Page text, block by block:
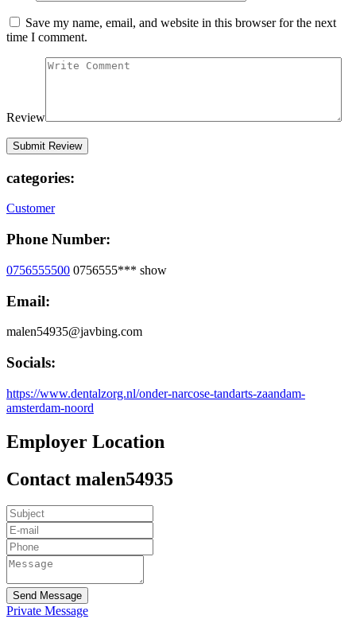
Save my name, email, and website in this browser for the next
time I comment.
Review
categories:
Customer
Phone Number:
0756555500 0756555*** show
Email:
malen54935@javbing.com
Socials:
https://www.dentalzorg.nl/onder-narcose-tandarts-zaandam-
amsterdam-noord
Employer Location
Contact malen54935
Send Message
Private Message